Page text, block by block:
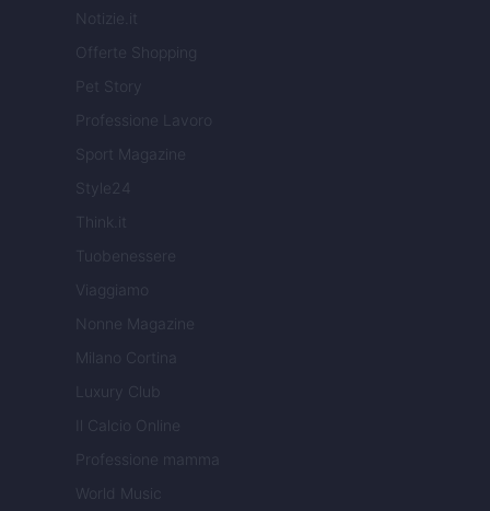
Notizie.it
Offerte Shopping
Pet Story
Professione Lavoro
Sport Magazine
Style24
Think.it
Tuobenessere
Viaggiamo
Nonne Magazine
Milano Cortina
Luxury Club
Il Calcio Online
Professione mamma
World Music